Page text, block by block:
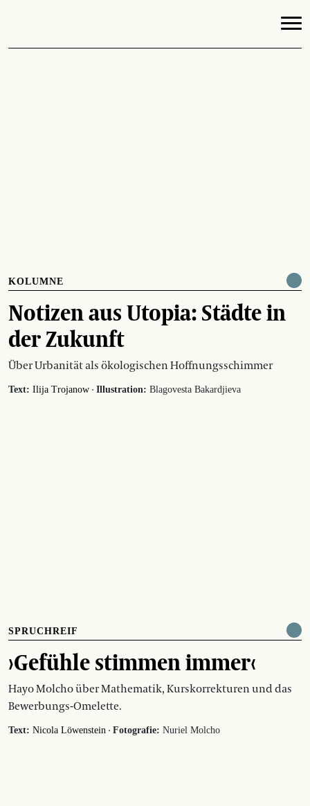
KOLUMNE
Notizen aus Utopia: Städte in
der Zukunft
Über Urbanität als ökologischen Hoffnungsschimmer
Text: Ilija Trojanow · Illustration: Blagovesta Bakardjieva
SPRUCHREIF
›Gefühle stimmen immer‹
Hayo Molcho über Mathematik, Kurskorrekturen und das
Bewerbungs-Omelette.
Text: Nicola Löwenstein · Fotografie: Nuriel Molcho